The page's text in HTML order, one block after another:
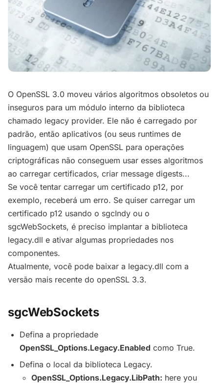
O OpenSSL 3.0 moveu vários algoritmos obsoletos ou
inseguros para um módulo interno da biblioteca
chamado legacy provider. Ele não é carregado por
padrão, então aplicativos (ou seus runtimes de
linguagem) que usam OpenSSL para operações
criptográficas não conseguem usar esses algoritmos
ao carregar certificados, criar message digests...
Se você tentar carregar um certificado p12, por
exemplo, receberá um erro. Se quiser carregar um
certificado p12 usando o sgcIndy ou o
sgcWebSockets, é preciso implantar a biblioteca
legacy.dll e ativar algumas propriedades nos
componentes.
Atualmente, você pode baixar a legacy.dll com a
versão mais recente do openSSL 3.3.
sgcWebSockets
Defina a propriedade
OpenSSL_Options.Legacy.Enabled como True.
Defina o local da biblioteca Legacy.
OpenSSL_Options.Legacy.LibPath: here you